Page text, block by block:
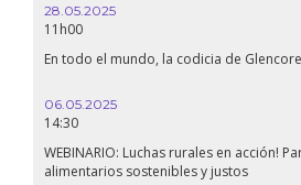
28.05.2025
11h00
En todo el mundo, la codicia de
06.05.2025
14:30
WEBINARIO: Luchas rurales en acción!
alimentarios sostenibles y justos